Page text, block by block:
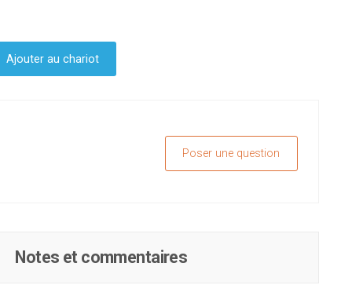
Ajouter au chariot
Poser une question
Notes et commentaires